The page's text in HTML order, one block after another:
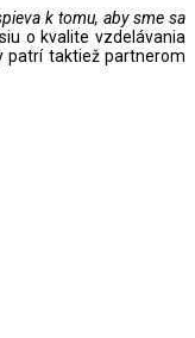
k tomu, aby sme sa
o kvalite vzdelávania
patrí taktiež partnerom